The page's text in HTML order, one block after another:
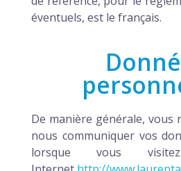
éventuels, est le français.
De manière générale, vous
nous communiquer vos
lorsque vous